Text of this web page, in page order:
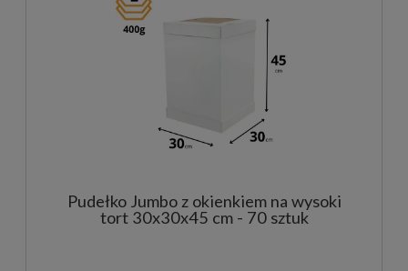
Pudełko Jumbo z okienkiem na wysoki
tort 30x30x45 cm - 70 sztuk